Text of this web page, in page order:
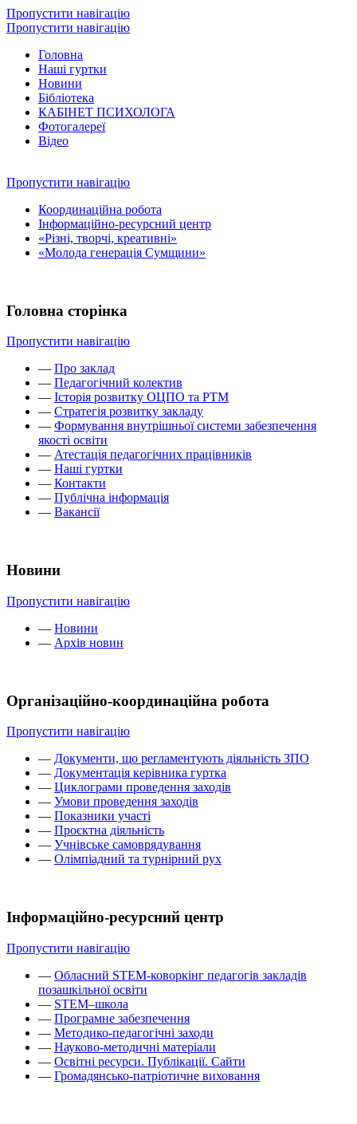
Пропустити навігацію
Пропустити навігацію
Головна
Наші гуртки
Новини
Бібліотека
КАБІНЕТ ПСИХОЛОГА
Фотогалереї
Відео
Пропустити навігацію
Координаційна робота
Інформаційно-ресурсний центр
«Різні, творчі, креативні»
«Молода генерація Сумщини»
Головна сторінка
Пропустити навігацію
— Про заклад
— Педагогічний колектив
— Історія розвитку ОЦПО та РТМ
— Стратегія розвитку закладу
— Формування внутрішньої системи забезпечення
якості освіти
— Атестація педагогічних працівників
— Наші гуртки
— Контакти
— Публічна інформація
— Вакансії
Новини
Пропустити навігацію
— Новини
— Архів новин
Організаційно-координаційна робота
Пропустити навігацію
— Документи, що регламентують діяльність ЗПО
— Документація керівника гуртка
— Циклограми проведення заходів
— Умови проведення заходів
— Показники участі
— Проєктна діяльність
— Учнівське самоврядування
— Олімпіадний та турнірний рух
Інформаційно-ресурсний центр
Пропустити навігацію
— Обласний STEM-коворкінг педагогів закладів
позашкільної освіти
— STEM–школа
— Програмне забезпечення
— Методико-педагогічні заходи
— Науково-методичні матеріали
— Освітні ресурси. Публікації. Сайти
— Громадянсько-патріотичне виховання